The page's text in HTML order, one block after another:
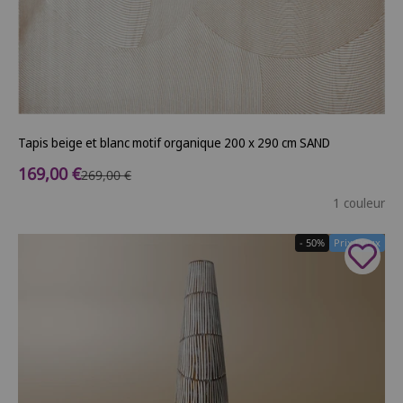
Tapis beige et blanc motif organique 200 x 290 cm SAND
Prix de vente
169,00 €Prix normal
269,00 €
1 couleur
Prix Doux
- 50%